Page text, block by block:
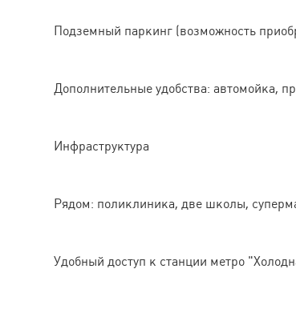
Подземный паркинг (возможность
Дополнительные удобства: автомойка,
Инфраструктура
Рядом: поликлиника, две школы,
Удобный доступ к станции метро